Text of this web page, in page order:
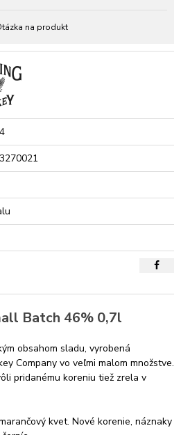
na produkt
Batch 46% 0,7l
obsahom sladu, vyrobená
Company vo veľmi malom množstve.
pridanému koreniu tiež zrela v
kvet. Nové korenie, náznaky